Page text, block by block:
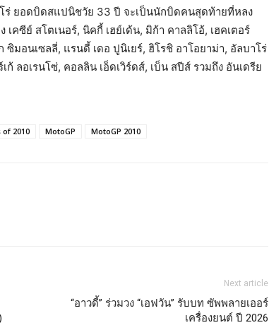
โร่ ยอดบิดสแปนิชวัย 33 ปี จะเป็นนักบิดคนสุดท้ายที่หลง
คซีย์ สโตเนอร์, นิคกี้ เฮย์เด้น, มิก้า คาลลิโอ้, เฮคเตอร์
ซิมอนเซลลี่, แรนดี้ เดอ ปูนิเยร์, ฮิโรชิ อาโอยาม่า, อัลบาโร่
ลอเรนโซ่, คอลลิน เอ็ดเวิร์ดส์, เบ็น สปีส์ รวมถึง อันเดรีย
of 2010 MotoGP MotoGP 2010
Next article
“อาวดี้” ร่วมวง “เอฟวัน” รับบท ซัพพลายเออร์
เครื่องยนต์ ปี 2026